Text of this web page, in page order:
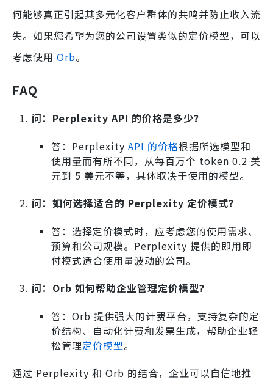
何能够真正引起其多元化客户群体的共鸣并防止收入流
失。如果您希望为您的公司设置类似的定价模型，可以
考虑使用 Orb。
FAQ
问：Perplexity API 的价格是多少？
答：Perplexity API 的价格根据所选模型和
使用量而有所不同，从每百万个 token 0.2 美
元到 5 美元不等，具体取决于使用的模型。
问：如何选择适合的 Perplexity 定价模式？
答：选择定价模式时，应考虑您的使用需求、
预算和公司规模。Perplexity 提供的即用即
付模式适合使用量波动的公司。
问：Orb 如何帮助企业管理定价模型？
答：Orb 提供强大的计费平台，支持复杂的定
价结构、自动化计费和发票生成，帮助企业轻
松管理定价模型。
通过 Perplexity 和 Orb 的结合，企业可以自信地推